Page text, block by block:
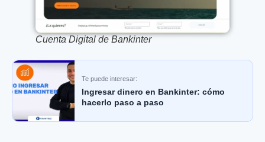
Cuenta Digital de Bankinter
Te puede interesar:
Ingresar dinero en Bankinter: cómo
hacerlo paso a paso